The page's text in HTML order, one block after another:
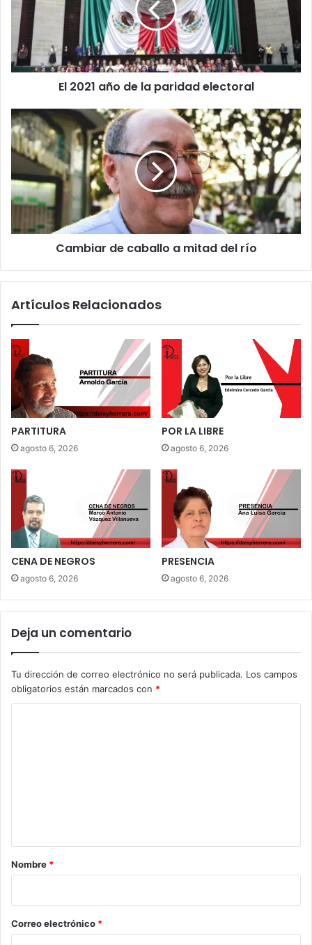
El 2021 año de la paridad electoral
Cambiar de caballo a mitad del río
Artículos Relacionados
PARTITURA
agosto 6, 2026
POR LA LIBRE
agosto 6, 2026
CENA DE NEGROS
agosto 6, 2026
PRESENCIA
agosto 6, 2026
Deja un comentario
Tu dirección de correo electrónico no será publicada. Los campos
obligatorios están marcados con *
r
*
Nombre *
Correo electrónico *